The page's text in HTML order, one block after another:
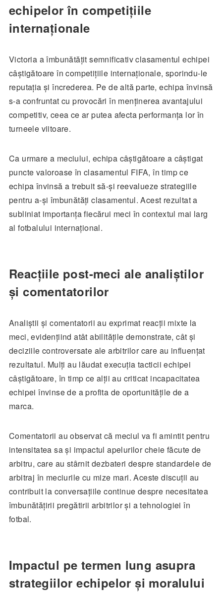
echipelor în competițiile
internaționale
Victoria a îmbunătățit semnificativ clasamentul echipei
câștigătoare în competițiile internaționale, sporindu-le
reputația și încrederea. Pe de altă parte, echipa învinsă
s-a confruntat cu provocări în menținerea avantajului
competitiv, ceea ce ar putea afecta performanța lor în
turneele viitoare.
Ca urmare a meciului, echipa câștigătoare a câștigat
puncte valoroase în clasamentul FIFA, în timp ce
echipa învinsă a trebuit să-și reevalueze strategiile
pentru a-și îmbunătăți clasamentul. Acest rezultat a
subliniat importanța fiecărui meci în contextul mai larg
al fotbalului internațional.
Reacțiile post-meci ale analiștilor
și comentatorilor
Analiștii și comentatorii au exprimat reacții mixte la
meci, evidențiind atât abilitățile demonstrate, cât și
deciziile controversate ale arbitrilor care au influențat
rezultatul. Mulți au lăudat execuția tacticii echipei
câștigătoare, în timp ce alții au criticat incapacitatea
echipei învinse de a profita de oportunitățile de a
marca.
Comentatorii au observat că meciul va fi amintit pentru
intensitatea sa și impactul apelurilor cheie făcute de
arbitru, care au stârnit dezbateri despre standardele de
arbitraj în meciurile cu mize mari. Aceste discuții au
contribuit la conversațiile continue despre necesitatea
îmbunătățirii pregătirii arbitrilor și a tehnologiei în
fotbal.
Impactul pe termen lung asupra
strategiilor echipelor și moralului